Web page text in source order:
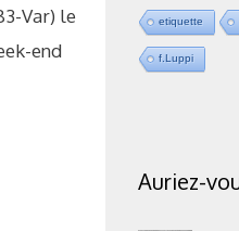
Var) le
end
etiquette
f.Luppi
Auriez-